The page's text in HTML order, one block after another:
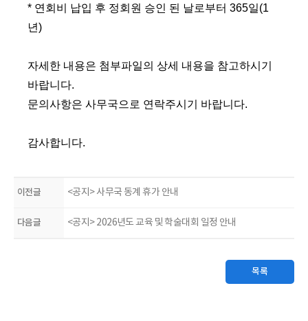
* 연회비 납입 후 정회원 승인 된 날로부터 365일(1
년)
자세한 내용은 첨부파일의 상세 내용을 참고하시기
바랍니다.
문의사항은 사무국으로 연락주시기 바랍니다.
감사합니다.
이전글 <공지> 사무국 동계 휴가 안내
다음글 <공지> 2026년도 교육 및 학술대회 일정 안내
목록